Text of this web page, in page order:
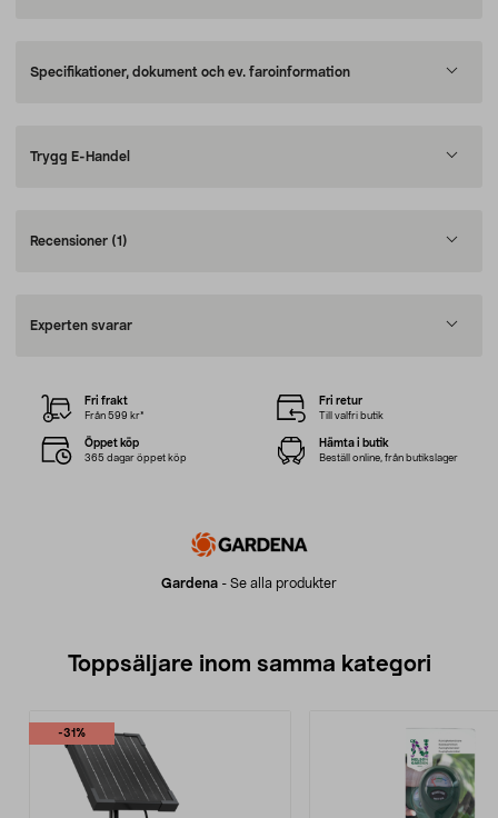
Specifikationer, dokument och ev. faroinformation
Trygg E-Handel
Recensioner (1)
Experten svarar
Gardena - Se alla produkter
Fri frakt
Från 599 kr*
Fri retur
Till valfri butik
Öppet köp
365 dagar öppet köp
Hämta i butik
Beställ online, från butikslager
Toppsäljare inom samma kategori
-31%